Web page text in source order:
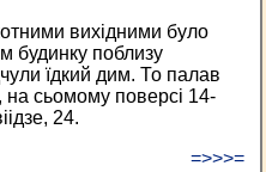
вихідними було
будинку поблизу
їдкий дим. То палав
сьомому поверсі 14-
24.
=>>>=